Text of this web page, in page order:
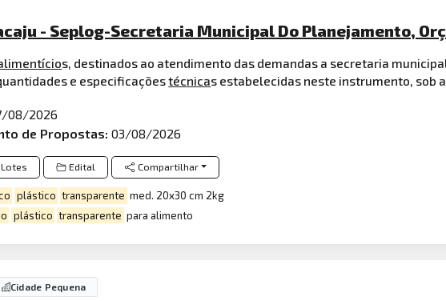
- Seplog-Secretaria Municipal Do Planejamento,
s, destinados ao atendimento das demandas a secretaria
e especificaçõestécnicas estabelecidas neste instrumento, sob
08/2026
de Propostas:03/08/2026
Lotes Edital Compartilhar
plástico transparente med. 20x30 cm 2kg
plástico transparente para alimento
Cidade Pequena